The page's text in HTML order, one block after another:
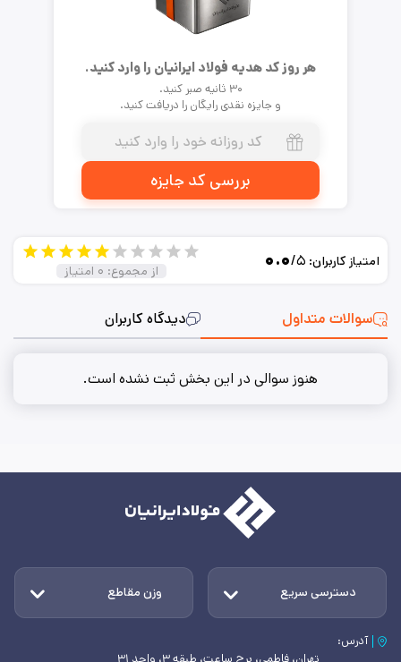
هر روز کد هدیه فولاد ایرانیان را وارد کنید.
۳۰ ثانیه صبر کنید.
و جایزه نقدی رایگان را دریافت کنید.
بررسی کد جایزه
سوالات متداول دیدگاه کاربران
امتیاز کاربران: ۰.۰/۵
از مجموع: ۰ امتیاز
هنوز سوالی در این بخش ثبت نشده است.
دسترسی سریع وزن مقاطع
آدرس: